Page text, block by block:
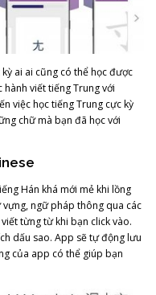
ai ai cũng có thể học được
viết tiếng Trung với
việc học tiếng Trung cực kỳ
chữ mà bạn đã học với
Hán khá mới mẻ khi lồng
ngữ pháp thông qua các
từng từ khi bạn click vào.
dấu sao. App sẽ tự động lưu
của app có thể giúp bạn